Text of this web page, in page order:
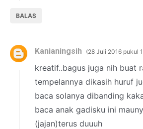
BALAS
Kanianingsih 28 Juli 2016 pukul
kreatif..bagus juga nih buat
tempelannya dikasih huruf
baca solanya dibanding
baca anak gadisku ini
(jajan)terus duuuh